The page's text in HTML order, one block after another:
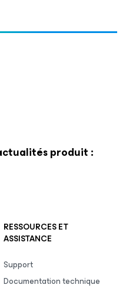
produit :
RESSOURCES ET
ASSISTANCE
Support
Documentation technique